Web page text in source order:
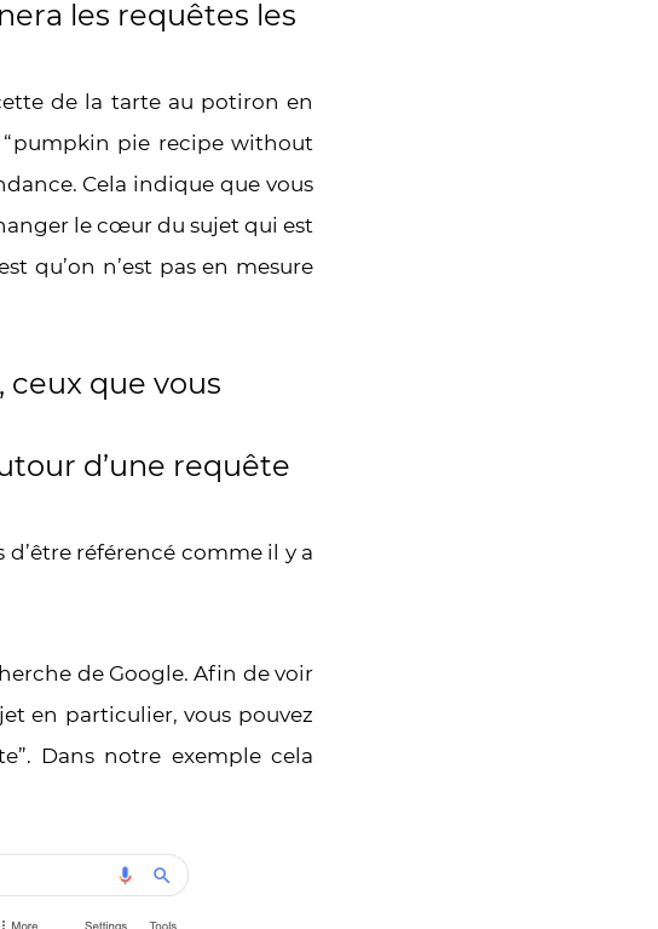
les requêtes les
de la tarte au potiron en
“pumpkin pie recipe without
Cela indique que vous
le cœur du sujet qui est
qu’on n’est pas en mesure
ceux que vous
d’une requête
référencé comme il y a
de Google. Afin de voir
en particulier, vous pouvez
Dans notre exemple cela